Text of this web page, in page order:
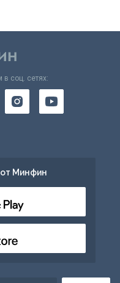
в соц. сетях:
Минфин